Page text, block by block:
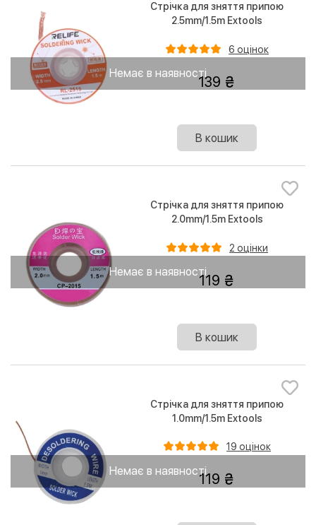
Немає в наявності
Стрічка для зняття припою
2.5mm/1.5m Extools
6 оцінок
139
В кошик
Немає в наявності
Стрічка для зняття припою
2.0mm/1.5m Extools
2 оцінки
119
В кошик
Немає в наявності
Стрічка для зняття припою
1.0mm/1.5m Extools
19 оцінок
119